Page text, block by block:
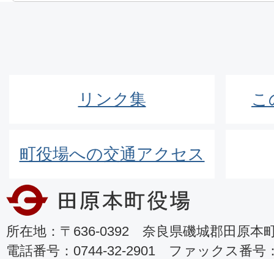
リンク集 こ
町役場への交通アクセス
所在地：〒636-0392 奈良県磯城郡田原本
電話番号：0744-32-2901 ファックス番号